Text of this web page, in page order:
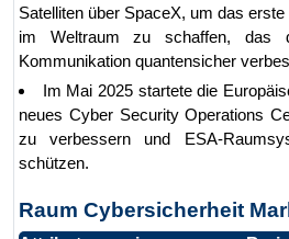
Satelliten über SpaceX, um das
im Weltraum zu schaffen, das
Kommunikation quantensicher
Im Mai 2025 startete die
neues Cyber Security Operations
zu verbessern und ESA-
schützen.
Raum Cybersicherheit